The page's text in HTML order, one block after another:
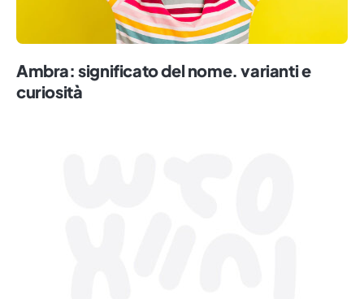
Ambra: significato del nome. varianti e
curiosità